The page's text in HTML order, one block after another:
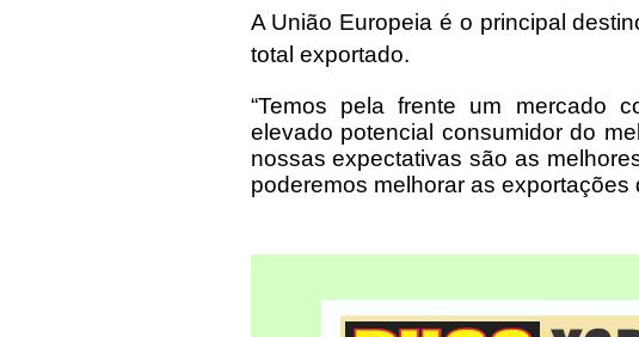
A União Europeia é o principal
total exportado.
“Temos pela frente um mercado
elevado potencial consumidor do
nossas expectativas são as
poderemos melhorar as exportações